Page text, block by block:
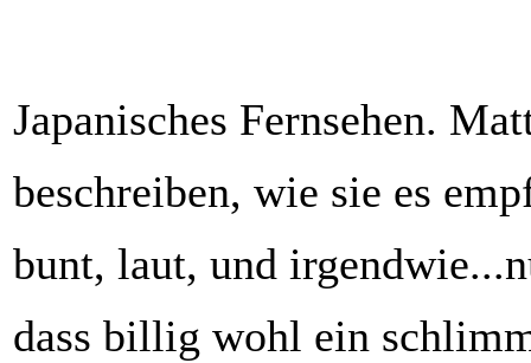
Japanisches Fernsehen.
beschreiben, wie sie es
bunt, laut, und
dass billig wohl ein